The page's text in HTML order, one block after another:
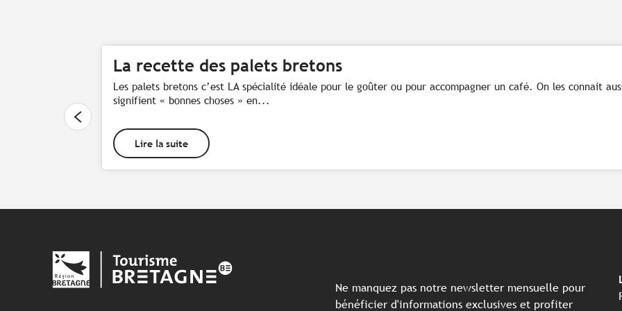
La recette des palets bretons
Les palets bretons c’est LA spécialité idéale pour le goûter ou pour accompagner un café. On les connait
signifient « bonnes choses » en...
Lire la suite
Ne manquez pas notre newsletter mensuelle pour
bénéficier d'informations exclusives et profiter